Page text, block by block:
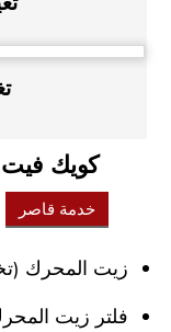
كويك فيت
خدمة قاصر
زيت المحرك
فلتر زيت